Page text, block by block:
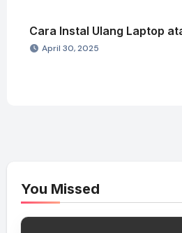
Cara Instal Ulang Laptop
April 30, 2025
You Missed